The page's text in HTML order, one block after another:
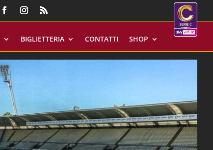
BIGLIETTERIA CONTATTI SHOP